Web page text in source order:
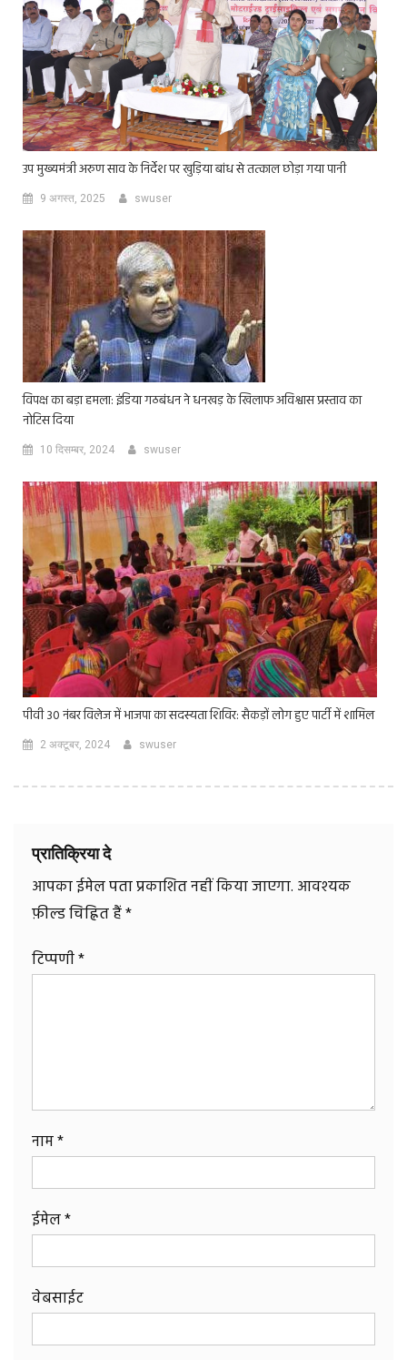
उप मुख्यमंत्री अरुण साव के निर्देश पर खुड़िया बांध से तत्काल छोड़ा गया पानी
9 अगस्त, 2025 swuser
विपक्ष का बड़ा हमला: इंडिया गठबंधन ने धनखड़ के खिलाफ अविश्वास प्रस्ताव का
नोटिस दिया
10 दिसम्बर, 2024 swuser
पीवी 30 नंबर विलेज में भाजपा का सदस्यता शिविर: सैकड़ों लोग हुए पार्टी में शामिल
2 अक्टूबर, 2024 swuser
प्रातिक्रिया दे
आपका ईमेल पता प्रकाशित नहीं किया जाएगा. आवश्यक
फ़ील्ड चिह्नित हैं*
टिप्पणी*
नाम*
ईमेल*
वेबसाईट